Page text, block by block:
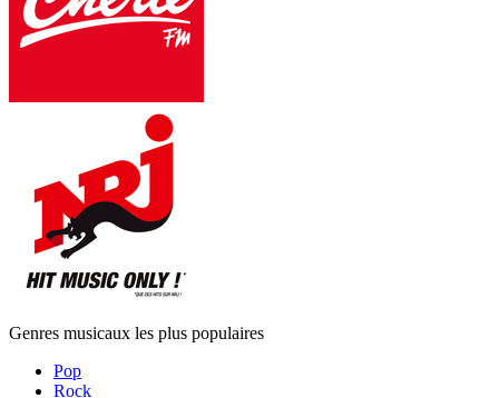
Genres musicaux les plus populaires
Pop
Rock